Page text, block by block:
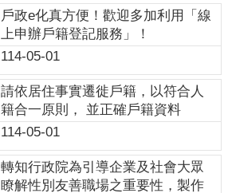
戶政e化真方便！歡迎多加利用「線
上申辦戶籍登記服務」！
114-05-01
請依居住事實遷徙戶籍，以符合人
籍合一原則， 並正確戶籍資料
114-05-01
轉知行政院為引導企業及社會大眾
瞭解性別友善職場之重要性，製作